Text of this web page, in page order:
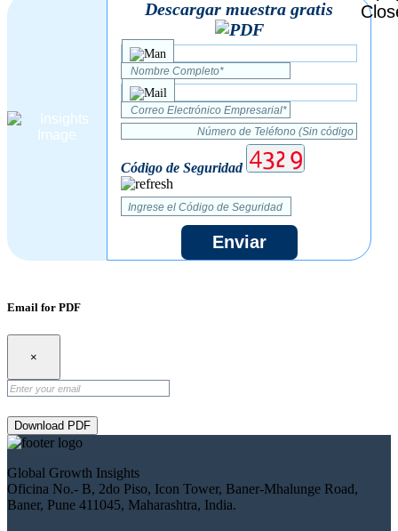
Descargar muestra gratis
Código de Seguridad
Enviar
Email for PDF
×
Download PDF
Global Growth Insights
Oficina No.- B, 2do Piso, Icon Tower, Baner-Mhalunge Road,
Baner, Pune 411045, Maharashtra, India.